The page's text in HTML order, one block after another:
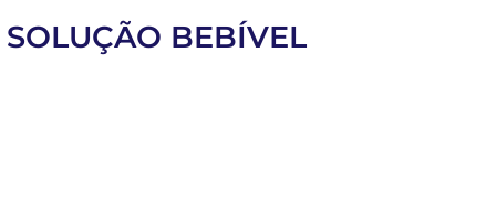
BEBÍVEL